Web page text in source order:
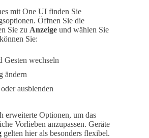
mit One UI finden Sie
Öffnen Sie die
Sie zu Anzeige und wählen Sie
Sie:
Gesten wechseln
ändern
ausblenden
erweiterte Optionen, um das
Vorlieben anzupassen. Geräte
gelten hier als besonders flexibel.